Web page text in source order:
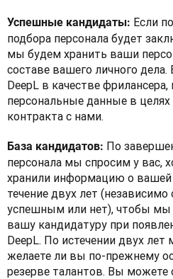
Успешные кандидаты: Если
подбора персонала будет
мы будем хранить ваши
составе вашего личного дела.
DeepL в качестве
персональные данные в
контракта с нами.
База кандидатов: По
персонала мы спросим у вас,
хранили информацию о вашей
течение двух лет
успешным или нет), чтобы мы
вашу кандидатуру при
DeepL. По истечении двух
желаете ли вы по-прежнему
резерве талантов. Вы можете